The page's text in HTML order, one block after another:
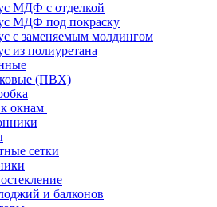
МДФ с отделкой
МДФ под покраску
с заменяемым молдингом
из полиуретана
(ПВХ)
окнам
сетки
и балконов